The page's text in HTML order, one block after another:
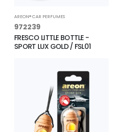
AREON® CAR PERFUMES
972239
FRESCO LITTLE BOTTLE -
SPORT LUX GOLD / FSL01